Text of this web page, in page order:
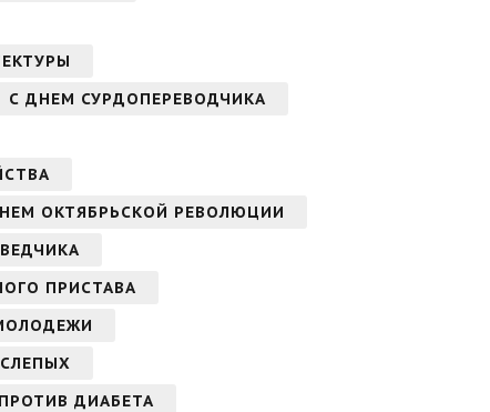
С ДНЕМ СУРДОПЕРЕВОДЧИКА
ОКТЯБРЬСКОЙ РЕВОЛЮЦИИ
ПРИСТАВА
ДИАБЕТА